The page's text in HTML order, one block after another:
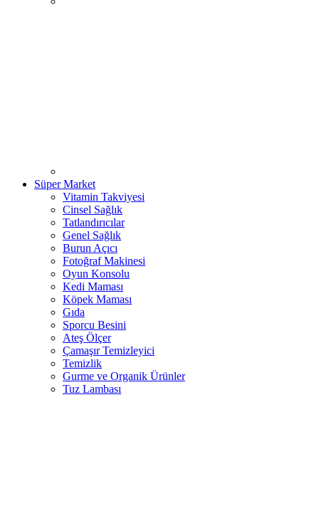
Süper Market
Vitamin Takviyesi
Cinsel Sağlık
Tatlandırıcılar
Genel Sağlık
Burun Açıcı
Fotoğraf Makinesi
Oyun Konsolu
Kedi Maması
Köpek Maması
Gıda
Sporcu Besini
Ateş Ölçer
Çamaşır Temizleyici
Temizlik
Gurme ve Organik Ürünler
Tuz Lambası